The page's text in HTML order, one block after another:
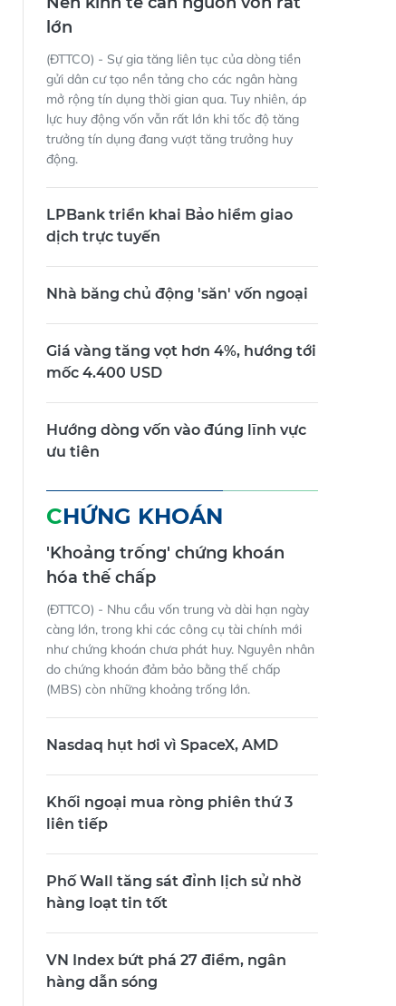
lớn
(ĐTTCO) - Sự gia tăng liên tục của dòng tiền
gửi dân cư tạo nền tảng cho các ngân hàng
mở rộng tín dụng thời gian qua. Tuy nhiên, áp
lực huy động vốn vẫn rất lớn khi tốc độ tăng
trưởng tín dụng đang vượt tăng trưởng huy
động.
LPBank triển khai Bảo hiểm giao
dịch trực tuyến
Nhà băng chủ động 'săn' vốn ngoại
Giá vàng tăng vọt hơn 4%, hướng tới
mốc 4.400 USD
Hướng dòng vốn vào đúng lĩnh vực
ưu tiên
CHỨNG KHOÁN
'Khoảng trống' chứng khoán
hóa thế chấp
(ĐTTCO) - Nhu cầu vốn trung và dài hạn ngày
càng lớn, trong khi các công cụ tài chính mới
như chứng khoán chưa phát huy. Nguyên nhân
do chứng khoán đảm bảo bằng thế chấp
(MBS) còn những khoảng trống lớn.
Nasdaq hụt hơi vì SpaceX, AMD
Khối ngoại mua ròng phiên thứ 3
liên tiếp
Phố Wall tăng sát đỉnh lịch sử nhờ
hàng loạt tin tốt
VN Index bứt phá 27 điểm, ngân
hàng dẫn sóng